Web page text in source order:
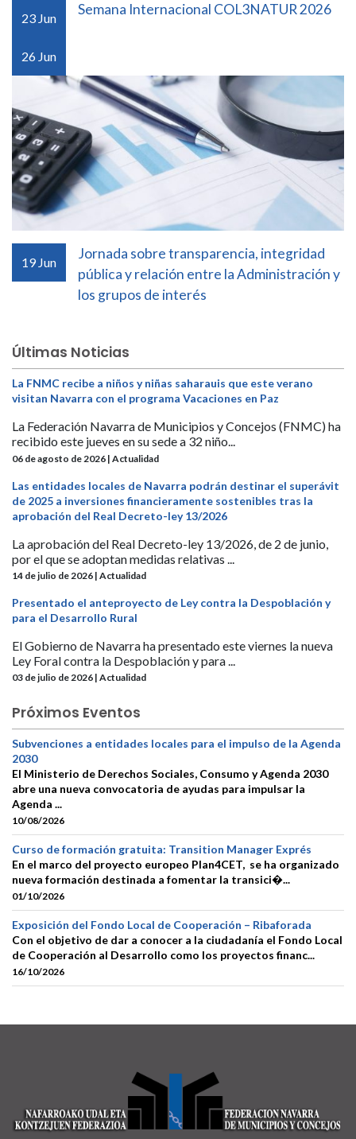
23 Jun
26 Jun
Semana Internacional COL3NATUR 2026
19 Jun
Jornada sobre transparencia, integridad
pública y relación entre la Administración y
los grupos de interés
Últimas Noticias
La FNMC recibe a niños y niñas saharauis que este verano
visitan Navarra con el programa Vacaciones en Paz
La Federación Navarra de Municipios y Concejos (FNMC) ha
recibido este jueves en su sede a 32 niño...
06 de agosto de 2026 | Actualidad
Las entidades locales de Navarra podrán destinar el superávit
de 2025 a inversiones financieramente sostenibles tras la
aprobación del Real Decreto-ley 13/2026
La aprobación del Real Decreto-ley 13/2026, de 2 de junio,
por el que se adoptan medidas relativas ...
14 de julio de 2026 | Actualidad
Presentado el anteproyecto de Ley contra la Despoblación y
para el Desarrollo Rural
El Gobierno de Navarra ha presentado este viernes la nueva
Ley Foral contra la Despoblación y para ...
03 de julio de 2026 | Actualidad
Próximos Eventos
Subvenciones a entidades locales para el impulso de la Agenda
2030
El Ministerio de Derechos Sociales, Consumo y Agenda 2030
abre una nueva convocatoria de ayudas para impulsar la
Agenda ...
10/08/2026
Curso de formación gratuita: Transition Manager Exprés
En el marco del proyecto europeo Plan4CET, se ha organizado
nueva formación destinada a fomentar la transici�...
01/10/2026
Exposición del Fondo Local de Cooperación – Ribaforada
Con el objetivo de dar a conocer a la ciudadanía el Fondo Local
de Cooperación al Desarrollo como los proyectos financ...
16/10/2026